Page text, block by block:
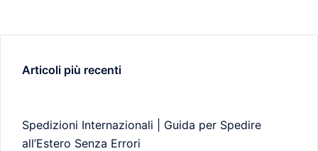
Articoli più recenti
Spedizioni Internazionali | Guida per Spedire
all’Estero Senza Errori